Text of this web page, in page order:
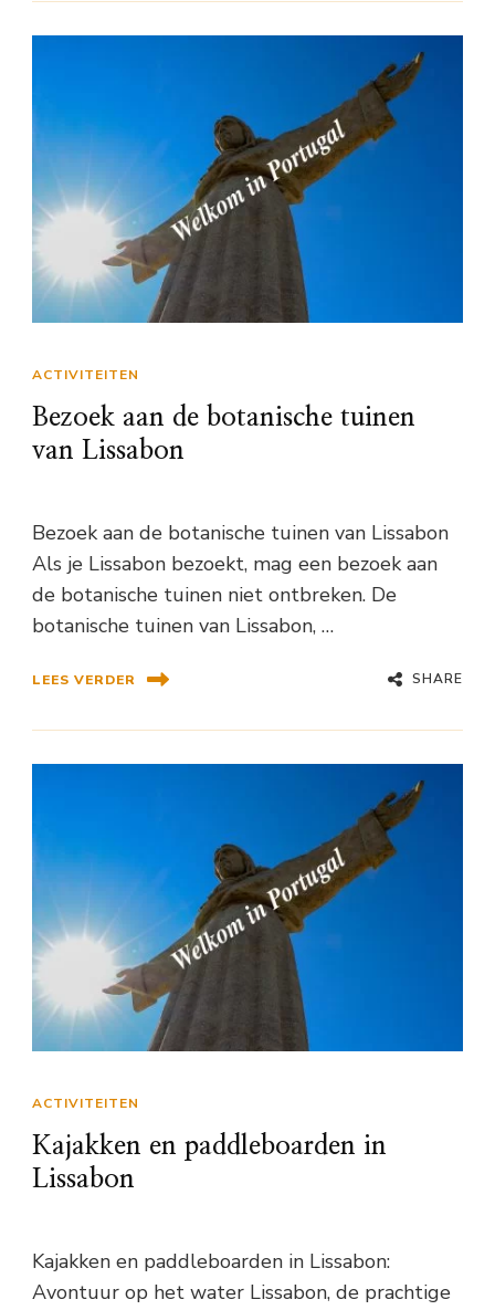
ACTIVITEITEN
Bezoek aan de botanische tuinen
van Lissabon
Bezoek aan de botanische tuinen van Lissabon
Als je Lissabon bezoekt, mag een bezoek aan
de botanische tuinen niet ontbreken. De
botanische tuinen van Lissabon, …
LEES VERDER SHARE
ACTIVITEITEN
Kajakken en paddleboarden in
Lissabon
Kajakken en paddleboarden in Lissabon:
Avontuur op het water Lissabon, de prachtige